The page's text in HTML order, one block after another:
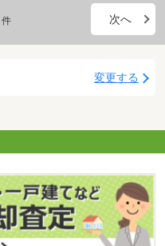
件 次へ
変更する